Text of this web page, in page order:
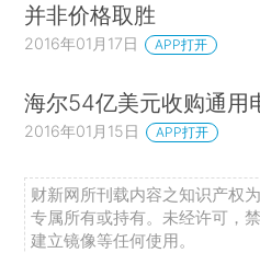
并非价格取胜
2016年01月17日 APP打开
海尔54亿美元收购通用
2016年01月15日 APP打开
财新网所刊载内容之知识产权
专属所有或持有。未经许可，
建立镜像等任何使用。